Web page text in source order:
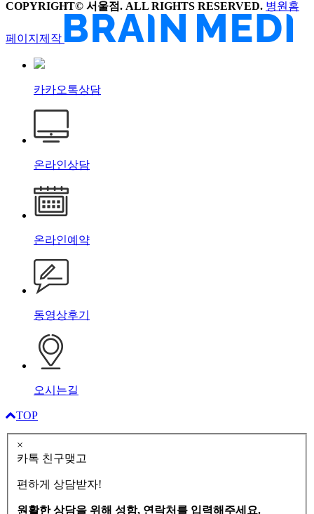
COPYRIGHT© 서울점. ALL RIGHTS RESERVED. 병원홈
페이지제작
카카오톡상담
온라인상담
온라인예약
동영상후기
오시는길
TOP
×
카톡 친구맺고
편하게 상담받자!
원활한 상담을 위해 성함, 연락처를 입력해주세요.